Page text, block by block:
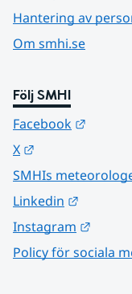
Hantering av
Om smhi.se
Följ SMHI
Facebook
X
SMHIs
Linkedin
Instagram
Policy för sociala